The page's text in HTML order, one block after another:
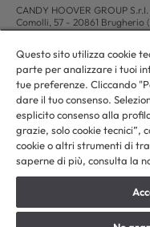
CANDY HOOVER GROUP
Comolli, 57 - 20861 Brugherio
Privata Eden Fumagalli snc -
+39.039.2086.237 - Capitale
iscr. al Registro Imprese di
IVA 00786860965 - Numero
211870 - Società soggetta ad
S.p.A. - Casella PEC:
IT / Italiano
Questo sito utilizza cookie
parte per analizzare i tuoi
tue preferenze. Cliccando
dare il tuo consenso.
esplicito consenso alla
grazie, solo cookie tecnici”,
cookie o altri strumenti di
saperne di più, consulta la